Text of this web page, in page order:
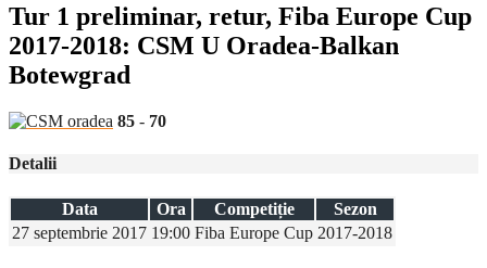
Tur 1 preliminar, retur, Fiba Europe Cup
2017-2018: CSM U Oradea-Balkan
Botewgrad
85 - 70
Detalii
Data Ora Competiție
Sezon
27 septembrie 2017 19:00 Fiba Europe Cup 2017-2018